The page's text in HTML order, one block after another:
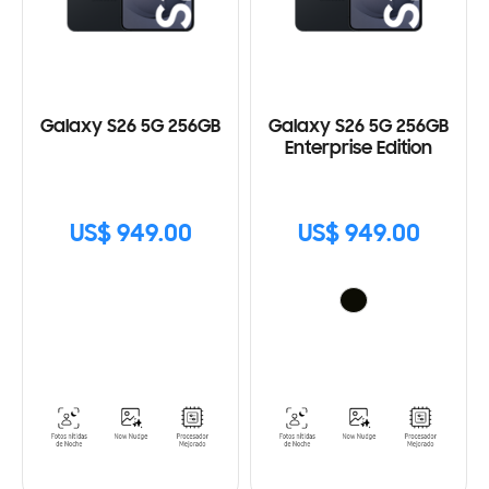
Galaxy S26 5G 256GB
US$ 949.00
Galaxy S26 5G 256GB
Enterprise Edition
US$ 949.00